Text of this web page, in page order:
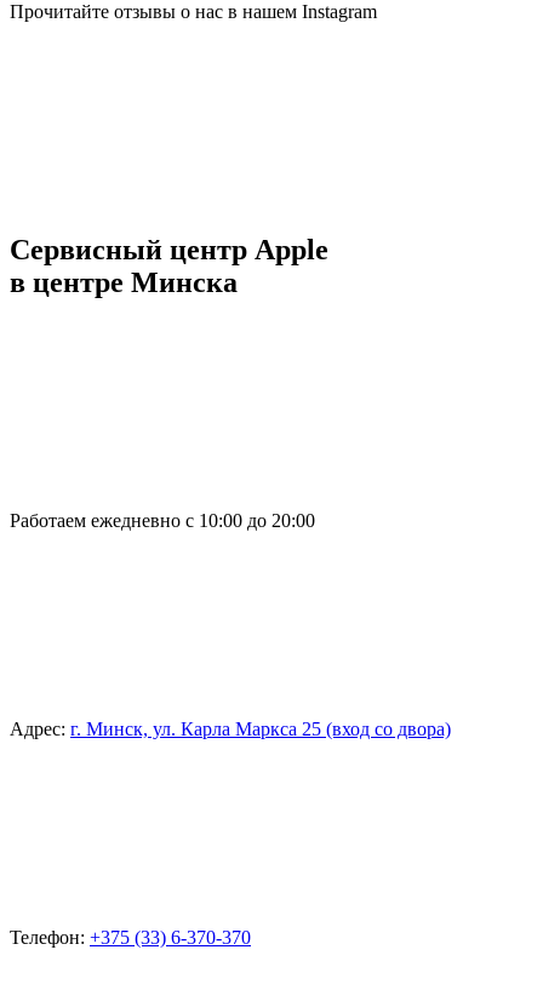
Прочитайте отзывы о нас в нашем Instagram
Сервисный центр Apple
в центре Минска
Работаем ежедневно с 10:00 до 20:00
Адрес: г. Минск, ул. Карла Маркса 25 (вход со двора)
Телефон: +375 (33) 6-370-370